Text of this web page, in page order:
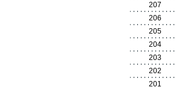
207
206
205
204
203
202
201